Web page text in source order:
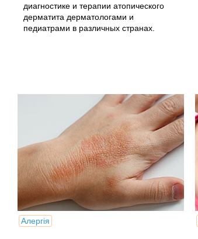
диагностике и терапии атопического
дерматита дерматологами и
педиатрами в различных странах.
Алергія